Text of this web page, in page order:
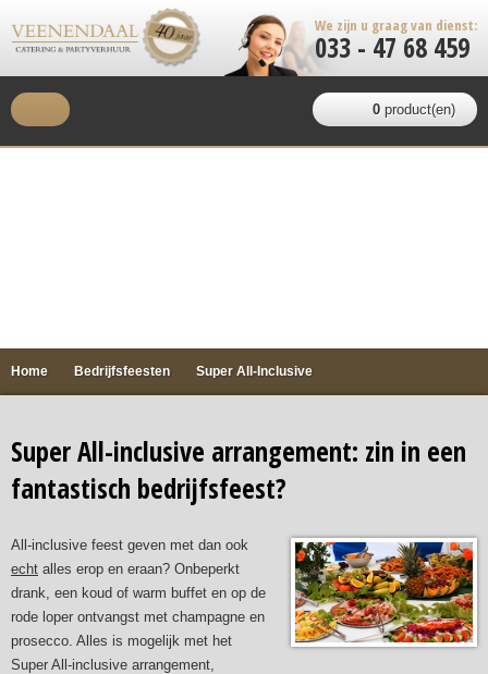
We zijn u graag van dienst:
033 - 47 68 459
0 product(en)
Home Bedrijfsfeesten Super All-Inclusive
Super All-inclusive arrangement: zin in een
fantastisch bedrijfsfeest?
All-inclusive feest geven met dan ook
echt alles erop en eraan? Onbeperkt
drank, een koud of warm buffet en op de
rode loper ontvangst met champagne en
prosecco. Alles is mogelijk met het
Super All-inclusive arrangement,